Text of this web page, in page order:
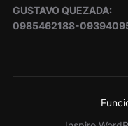
GUSTAVO QUEZADA:
0985462188-